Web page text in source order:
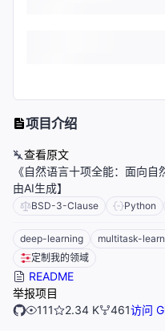
项目介绍
查看原文
《自然语言十项全能：面向
由AI生成】
BSD-3-Clause Python
deep-learning multitask-
定制我的领域
README
举报项目
111
2.34 K 461访问